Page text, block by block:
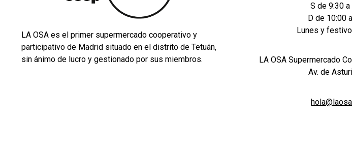
LA OSA es el primer supermercado cooperativo y
participativo de Madrid situado en el distrito de Tetuán,
sin ánimo de lucro y gestionado por sus miembros.
S de 9:30
D de 10:00
Lunes y
LA OSA Supermercado
Av. de